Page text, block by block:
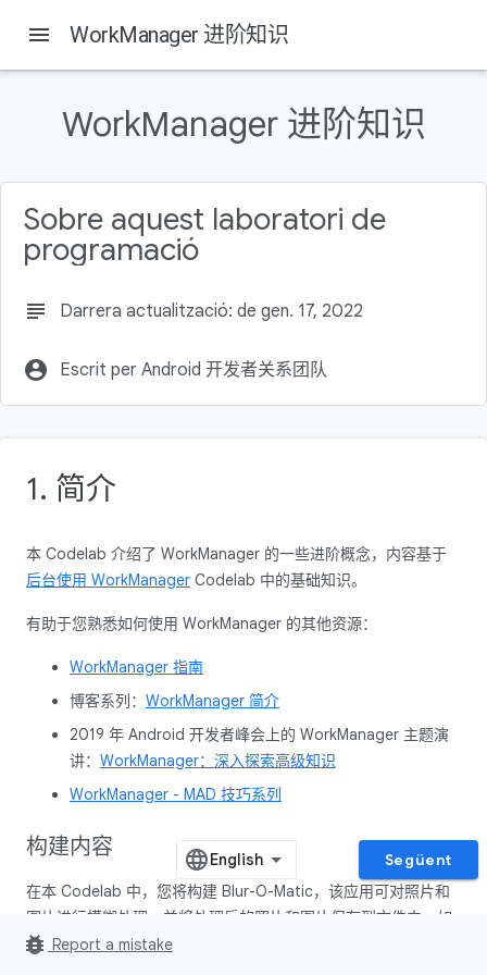
On this page
构建内容
所需条件
如果因某一问题而卡住
准备工作
menu WorkManager 进阶知识
WorkManager 进阶知识
Sobre aquest laboratori de
programació
subject Darrera actualització: de gen. 17, 2022
account_circle Escrit per Android 开发者关系团队
1. 简介
本 Codelab 介绍了 WorkManager 的一些进阶概念，内容基于
后台使用 WorkManager Codelab 中的基础知识。
有助于您熟悉如何使用 WorkManager 的其他资源：
WorkManager 指南
博客系列： WorkManager 简介
2019 年 Android 开发者峰会上的 WorkManager 主题演
讲： WorkManager：深入探索高级知识
WorkManager - MAD 技巧系列
构建内容
在本 Codelab 中，您将构建 Blur-O-Matic，该应用可对照片和
图片进行模糊处理，并将处理后的照片和图片保存到文件中。如
果您已完成 使用 WorkManager 处理后台工作
Següent
bug_report Report a mistake